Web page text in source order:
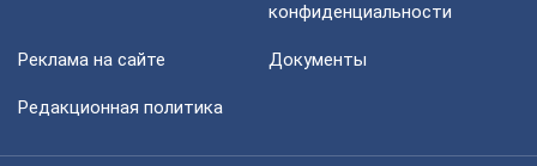
конфиденциальности
Реклама на сайте Документы
Редакционная политика